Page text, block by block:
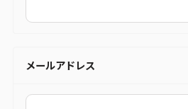
メールアドレス